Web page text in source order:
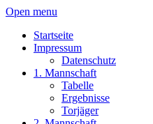
Open menu
Startseite
Impressum
Datenschutz
1. Mannschaft
Tabelle
Ergebnisse
Torjäger